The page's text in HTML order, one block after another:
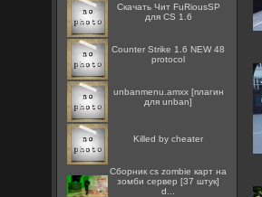
Скачать Чит FuRiousSP
для CS 1.6
Counter Strike 1.6 NEW 48
protocol
unbanmenu.amxx [плагин
для unban]
Killed by cheater
Сборник cs zombie карт на
зомби сервер [37 штук]
d...